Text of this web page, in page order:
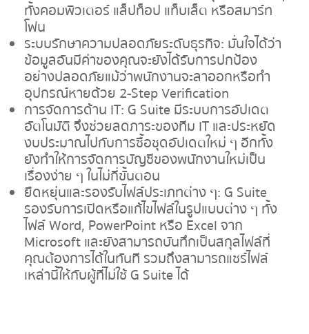
ทั้งคอมพิวเตอร์ แล็ปท็อป แท็บเล็ต หรือสมาร์ท
โฟน
ระบบรักษาความปลอดภัยระดับธุรกิจ: มั่นใจได้ว่า
ข้อมูลอันมีค่าของคุณจะยังได้รับการปกป้อง
อย่างปลอดภัยแม้ว่าพนักงานจะลาออกหรือทำ
อุปกรณ์หายด้วย 2-Step Verification
การจัดการด้าน IT: G Suite มีระบบการอัปเดต
อัตโนมัติ จึงช่วยลดภาระของทีม IT และประหยัด
งบประมาณไปกับการซื้อชุดอัปเดตใหม่ ๆ อีกทั้ง
ยังทำให้การจัดการบัญชีของพนักงานใหม่เป็น
เรื่องง่าย ๆ ในไม่กี่ขั้นตอน
ยืดหยุ่นและรองรับไฟล์ประเภทต่าง ๆ: G Suite
รองรับการเปิดหรือแก้ไขไฟล์ในรูปแบบต่าง ๆ ทั้ง
ไฟล์ Word, PowerPoint หรือ Excel จาก
Microsoft และยังสามารถบันทึกเป็นสกุลไฟล์ที่
คุณต้องการได้ในทันที รวมถึงสามารถแชร์ไฟล์
เหล่านี้ให้กับผู้ที่ไม่ใช้ G Suite ได้